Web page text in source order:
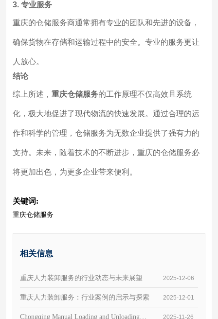
3. 专业服务
重庆的仓储服务商通常拥有专业的团队和先进的设备，
确保货物在存储和运输过程中的安全。专业的服务更让
人放心。
结论
综上所述，重庆仓储服务的工作原理不仅高效且系统
化，极大地促进了现代物流的快速发展。通过合理的运
作和科学的管理，仓储服务为无数企业提供了强有力的
支持。未来，随着技术的不断进步，重庆的仓储服务必
将更加出色，为更多企业带来便利。
关键词:
重庆仓储服务
相关信息
重庆人力装卸服务的行业动态与未来展望 2025-12-06
重庆人力装卸服务：行业案例的启示与探索 2025-12-01
Chongqing Manual Loading and Unloading
2025-11-26